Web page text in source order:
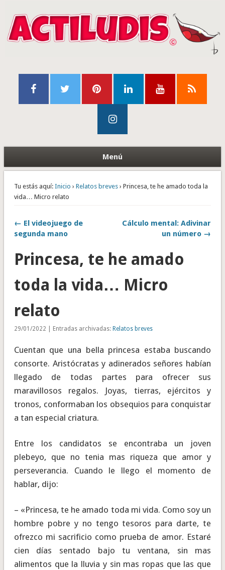
Menú
Tu estás aquí: Inicio › Relatos breves› Princesa, te he amado toda la
vida… Micro relato
← El videojuego de
segunda mano
Cálculo mental: Adivinar
un número →
Princesa, te he amado
toda la vida… Micro
relato
29/01/2022 | Entradas archivadas: Relatos breves
Cuentan que una bella princesa estaba buscando
consorte. Aristócratas y adinerados señores habían
llegado de todas partes para ofrecer sus
maravillosos regalos. Joyas, tierras, ejércitos y
tronos, conformaban los obsequios para conquistar
a tan especial criatura.
Entre los candidatos se encontraba un joven
plebeyo, que no tenia mas riqueza que amor y
perseverancia. Cuando le llego el momento de
hablar, dijo:
– «Princesa, te he amado toda mi vida. Como soy un
hombre pobre y no tengo tesoros para darte, te
ofrezco mi sacrificio como prueba de amor. Estaré
cien días sentado bajo tu ventana, sin mas
alimentos que la lluvia y sin mas ropas que las que